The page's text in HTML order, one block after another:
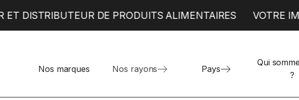
ET DISTRIBUTEUR DE PRODUITS ALIMENTAIRES VOTRE
TRAITEUR BOULANGERIE
Donuts et Mini Beignets
Produits alimentaires espagnols
Nos marques Nos rayons Pays
Qui
?